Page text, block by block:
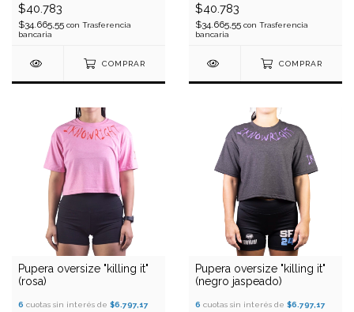
$40.783
$34.665,55 con Trasferencia
bancaria
COMPRAR
$40.783
$34.665,55 con Trasferencia
bancaria
COMPRAR
Pupera oversize "killing it"
(rosa)
6 cuotas sin interés de $6.797,17
Pupera oversize "killing it"
(negro jaspeado)
6 cuotas sin interés de $6.797,17